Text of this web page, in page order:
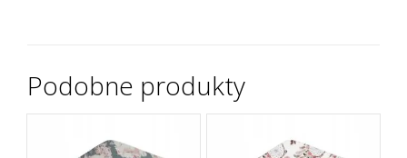
Podobne produkty